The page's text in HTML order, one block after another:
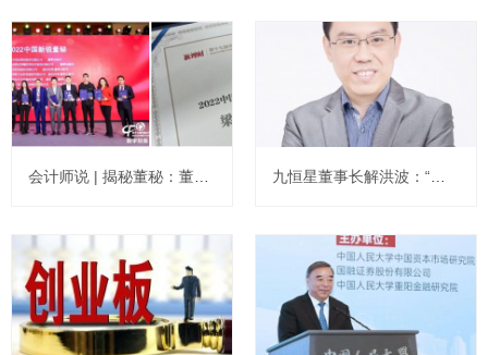
会计师说 | 揭秘董秘：董秘不是董事长秘书，职业误解与真实面貌 九恒星董事长解洪波：“抗疫”第一位，在压力中前行